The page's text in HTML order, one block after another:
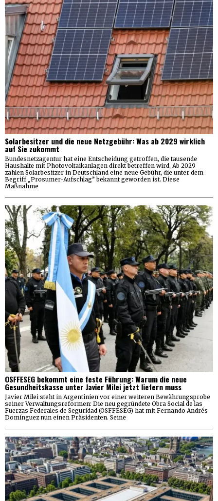
Solarbesitzer und die neue Netzgebühr: Was ab 2029 wirklich
auf Sie zukommt
Bundesnetzagentur hat eine Entscheidung getroffen, die tausende
Haushalte mit Photovoltaikanlagen direkt betreffen wird. Ab 2029
zahlen Solarbesitzer in Deutschland eine neue Gebühr, die unter dem
Begriff „Prosumer-Aufschlag” bekannt geworden ist. Diese
Maßnahme
OSFFESEG bekommt eine feste Führung: Warum die neue
Gesundheitskasse unter Javier Milei jetzt liefern muss
Javier Milei steht in Argentinien vor einer weiteren Bewährungsprobe
seiner Verwaltungsreformen: Die neu gegründete Obra Social de las
Fuerzas Federales de Seguridad (OSFFESEG) hat mit Fernando Andrés
Domínguez nun einen Präsidenten. Seine